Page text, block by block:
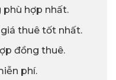
phù hợp nhất.
thuê tốt nhất.
đồng thuê.
phí.